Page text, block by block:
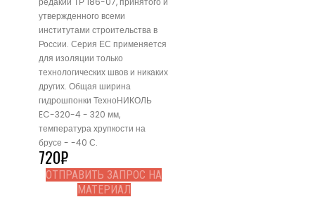
утвержденного всеми
институтами строительства в
России. Серия ЕС применяется
для изоляции только
технологических швов и никаких
других. Общая ширина
гидрошпонки ТехноНИКОЛЬ
EC-320-4 - 320 мм,
температура хрупкости на
брусе - -40 С.
720₽
ОТПРАВИТЬ ЗАПРОС НА
МАТЕРИАЛ